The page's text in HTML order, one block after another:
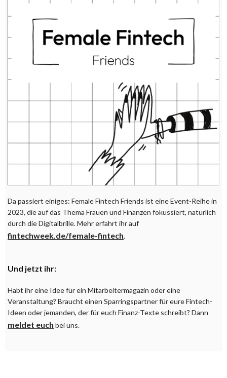
Da passiert einiges: Female Fintech Friends ist eine Event-Reihe in
2023, die auf das Thema Frauen und Finanzen fokussiert, natürlich
durch die Digitalbrille. Mehr erfahrt ihr auf
fintechweek.de/female-fintech.
Und jetzt ihr:
Habt ihr eine Idee für ein Mitarbeitermagazin oder eine
Veranstaltung? Braucht einen Sparringspartner für eure Fintech-
Ideen oder jemanden, der für euch Finanz-Texte schreibt? Dann
meldet euch bei uns.